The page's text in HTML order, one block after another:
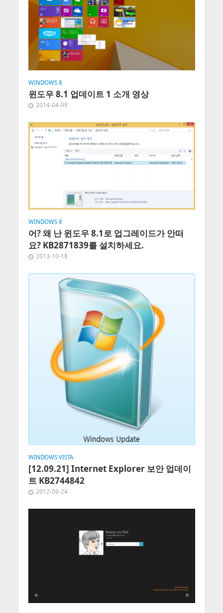
WINDOWS 8
윈도우 8.1 업데이트 1 소개 영상
2014-04-09
WINDOWS 8
어? 왜 난 윈도우 8.1로 업그레이드가 안떠
요? KB2871839를 설치하세요.
2013-10-18
WINDOWS VISTA
[12.09.21] Internet Explorer 보안 업데이
트 KB2744842
2012-09-24